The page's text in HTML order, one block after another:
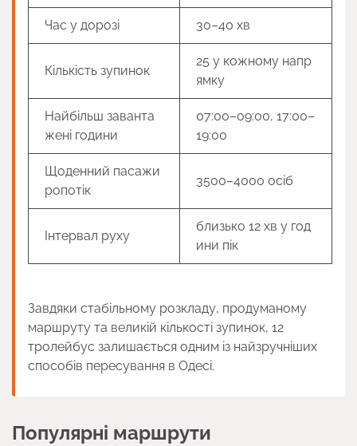
Час у дорозі 30–40 хв
Кількість зупинок
25 у кожному напр
ямку
Найбільш заванта
жені години
07:00–09:00, 17:00–
19:00
Щоденний пасажи
ропотік
3500–4000 осіб
Інтервал руху
близько 12 хв у год
ини пік
Завдяки стабільному розкладу, продуманому
маршруту та великій кількості зупинок, 12
тролейбус залишається одним із найзручніших
способів пересування в Одесі.
Популярні маршрути